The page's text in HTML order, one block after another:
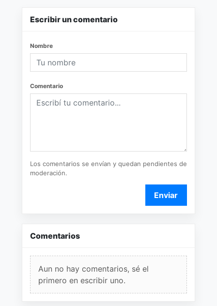
Escribir un comentario
Nombre
Comentario
Los comentarios se envían y quedan pendientes de
moderación.
Enviar
Comentarios
Aun no hay comentarios, sé el
primero en escribir uno.